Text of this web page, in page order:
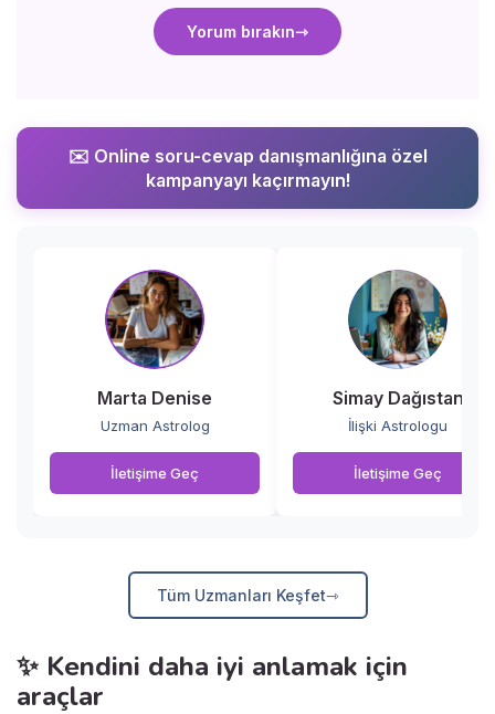
Yorum bırakın
✉️ Online soru-cevap danışmanlığına özel
kampanyayı kaçırmayın!
Marta Denise
Uzman Astrolog
İletişime Geç
Simay Dağıstan
İlişki Astrologu
İletişime Geç
Tüm Uzmanları Keşfet
✨ Kendini daha iyi anlamak için
araçlar